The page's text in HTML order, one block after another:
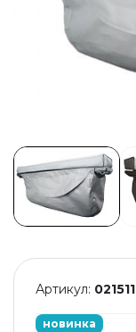
Артикул: 021511
новинка